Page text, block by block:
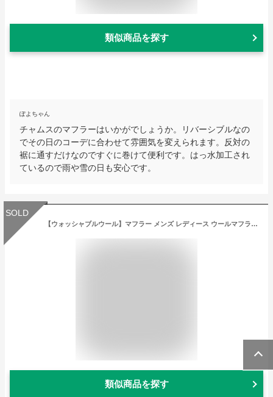
類似商品を探す
ぽよちゃん
チャムスのマフラーはいかがでしょうか。リバーシブルなの
でその日のコーデに合わせて雰囲気を変えられます。反対の
裾に通すだけなのですぐに巻けて便利です。はっ水加工され
ているので雨や雪の日も安心です。
SOLD
【ウォッシャブルウール】マフラー メンズ レディース ウールマフラー ウール100% マフラーウール チェック マフラー 内モンゴルウール 秋冬男女兼用 180×30 ロングサイズ学生 通勤 通学 ブラック グレー 洗えるウール 10024sbkgy24
類似商品を探す